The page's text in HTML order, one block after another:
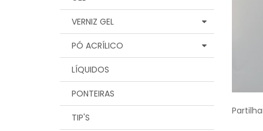
VERNIZ GEL
PÓ ACRÍLICO
LÍQUIDOS
PONTEIRAS
TIP'S